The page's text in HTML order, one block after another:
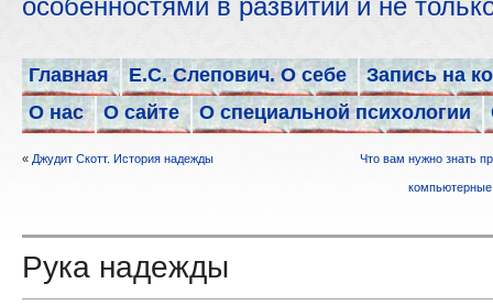
особенностями в развитии и не
Главная Е.С. Слепович. О себе
Запись на
О нас
О сайте О специальной психологии
« Джудит Скотт. История надежды Что вам нужно знать
компьютерные
Рука надежды